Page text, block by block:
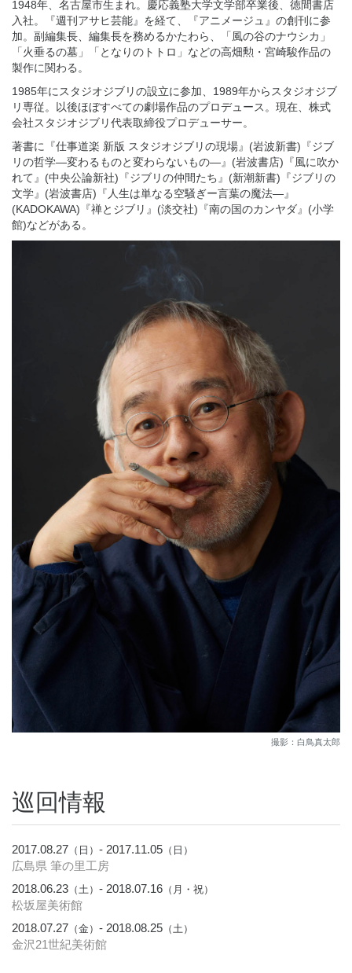
1948年、名古屋市生まれ。慶応義塾大学文学部卒業後、徳間書店
入社。『週刊アサヒ芸能』を経て、『アニメージュ』の創刊に参
加。副編集長、編集長を務めるかたわら、「風の谷のナウシカ」
「火垂るの墓」「となりのトトロ」などの高畑勲・宮崎駿作品の
製作に関わる。
1985年にスタジオジブリの設立に参加、1989年からスタジオジブ
リ専従。以後ほぼすべての劇場作品のプロデュース。現在、株式
会社スタジオジブリ代表取締役プロデューサー。
著書に『仕事道楽 新版 スタジオジブリの現場』(岩波新書)『ジブ
リの哲学―変わるものと変わらないもの―』(岩波書店)『風に吹か
れて』(中央公論新社)『ジブリの仲間たち』(新潮新書)『ジブリの
文学』(岩波書店)『人生は単なる空騒ぎー言葉の魔法―』
(KADOKAWA)『禅とジブリ』(淡交社)『南の国のカンヤダ』(小学
館)などがある。
撮影：白鳥真太郎
巡回情報
2017.08.27 （日） - 2017.11.05 （日）
広島県 筆の里工房
2018.06.23 （土） - 2018.07.16 （月・祝）
松坂屋美術館
2018.07.27 （金） - 2018.08.25 （土）
金沢21世紀美術館